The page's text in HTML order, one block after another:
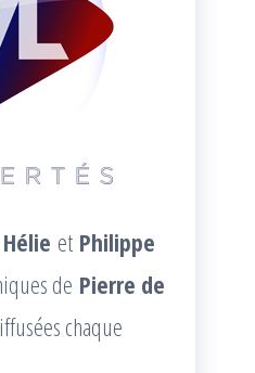
et Philippe
de Pierre de
chaque